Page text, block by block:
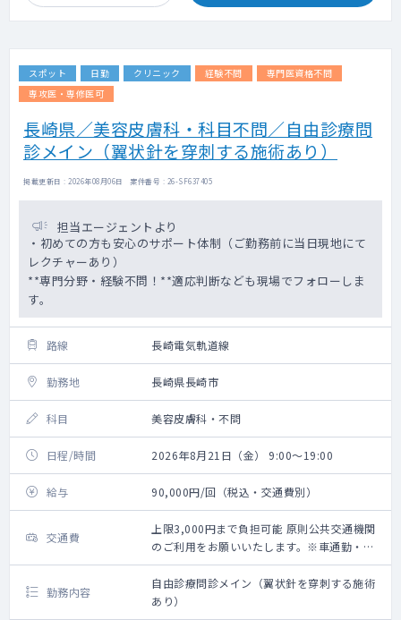
スポット 日勤 クリニック 経験不問
専門医資格不問
専攻医・専修医可
長崎県／美容皮膚科・科目不問／自由診療問
診メイン（翼状針を穿刺する施術あり）
掲載更新日 : 2026年08月06日 案件番号 : 26-SF637405
担当エージェントより
・初めての方も安心のサポート体制（ご勤務前に当日現地にて
レクチャーあり）
**専門分野・経験不問！**適応判断なども現場でフォローしま
す。
路線 長崎電気軌道線
勤務地 長崎県長崎市
科目 美容皮膚科・不問
日程/時間 2026年8月21日（金） 9:00～19:00
給与 90,000円/回（税込・交通費別）
交通費
上限3,000円まで負担可能 原則公共交通機関
のご利用をお願いいたします。※車通勤・タ
クシー利用要相談
勤務内容
自由診療問診メイン（翼状針を穿刺する施術
あり）